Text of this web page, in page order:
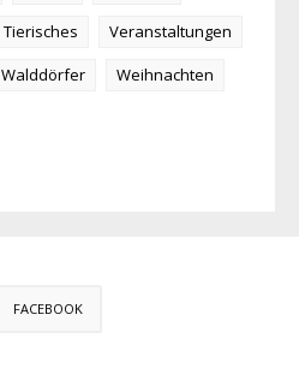
Tierisches
Veranstaltungen
Walddörfer
Weihnachten
FACEBOOK